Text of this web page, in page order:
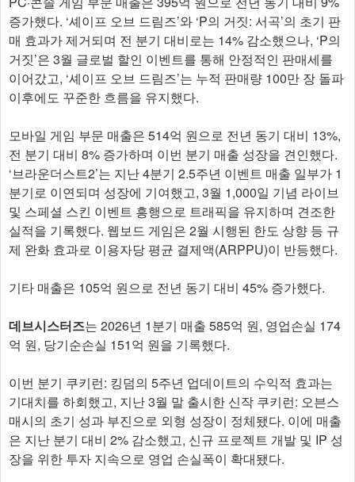
증가했다. ‘셰이프 오브 드림즈’와 ‘P의 거짓: 서곡’의 초기 판
매 효과가 제거되며 전 분기 대비로는 14% 감소했으나, ‘P의
거짓’은 3월 글로벌 할인 이벤트를 통해 안정적인 판매세를
이어갔고, ‘셰이프 오브 드림즈’는 누적 판매량 100만 장 돌파
이후에도 꾸준한 흐름을 유지했다.
모바일 게임 부문 매출은 514억 원으로 전년 동기 대비 13%,
전 분기 대비 8% 증가하며 이번 분기 매출 성장을 견인했다.
‘브라운더스트2’는 지난 4분기 2.5주년 이벤트 매출 일부가 1
분기로 이연되며 성장에 기여했고, 3월 1,000일 기념 라이브
및 스페셜 스킨 이벤트 흥행으로 트래픽을 유지하며 견조한
실적을 기록했다. 웹보드 게임은 2월 시행된 한도 상향 등 규
제 완화 효과로 이용자당 평균 결제액(ARPPU)이 반등했다.
기타 매출은 105억 원으로 전년 동기 대비 45% 증가했다.
데브시스터즈는 2026년 1분기 매출 585억 원, 영업손실 174
억 원, 당기순손실 151억 원을 기록했다.
이번 분기 쿠키런: 킹덤의 5주년 업데이트의 수익적 효과는
기대치를 하회했고, 지난 3월 말 출시한 신작 쿠키런: 오븐스
매시의 초기 성과 부진으로 외형 성장이 정체됐다. 이에 매출
은 지난 분기 대비 2% 감소했고, 신규 프로젝트 개발 및 IP 성
장을 위한 투자 지속으로 영업 손실폭이 확대됐다.